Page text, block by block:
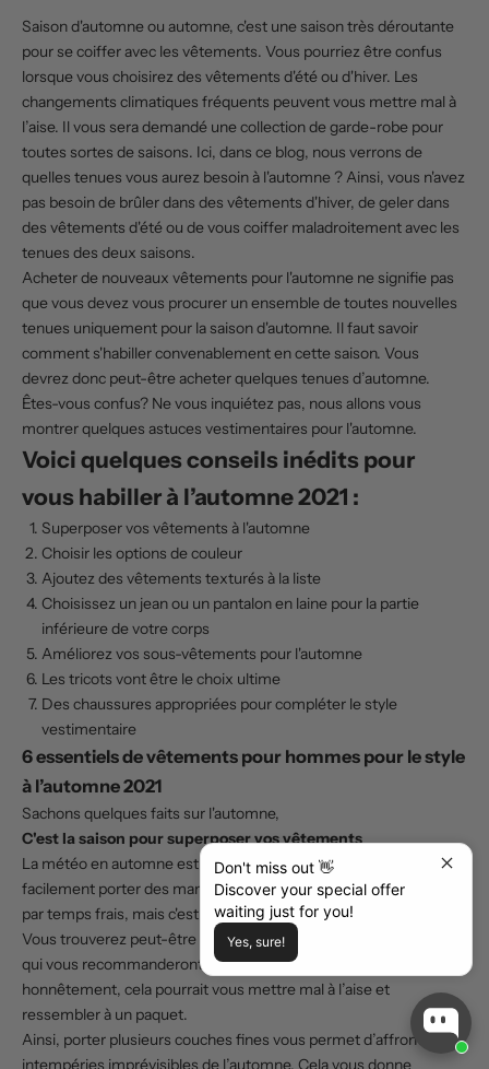
Don't miss out 👋
Discover your special offer
waiting just for you!
Yes, sure!
Saison d'automne ou automne, c'est une saison très déroutante
pour se coiffer avec les vêtements. Vous pourriez être confus
lorsque vous choisirez des vêtements d'été ou d'hiver. Les
changements climatiques fréquents peuvent vous mettre mal à
l’aise. Il vous sera demandé une collection de garde-robe pour
toutes sortes de saisons. Ici, dans ce blog, nous verrons de
quelles tenues vous aurez besoin à l'automne ? Ainsi, vous n'avez
pas besoin de brûler dans des vêtements d'hiver, de geler dans
des vêtements d'été ou de vous coiffer maladroitement avec les
tenues des deux saisons.
Acheter de nouveaux vêtements pour l'automne ne signifie pas
que vous devez vous procurer un ensemble de toutes nouvelles
tenues uniquement pour la saison d'automne. Il faut savoir
comment s'habiller convenablement en cette saison. Vous
devrez donc peut-être acheter quelques tenues d’automne.
Êtes-vous confus? Ne vous inquiétez pas, nous allons vous
montrer quelques astuces vestimentaires pour l'automne.
Voici quelques conseils inédits pour
vous habiller à l’automne 2021 :
Superposer vos vêtements à l'automne
Choisir les options de couleur
Ajoutez des vêtements texturés à la liste
Choisissez un jean ou un pantalon en laine pour la partie
inférieure de votre corps
Améliorez vos sous-vêtements pour l'automne
Les tricots vont être le choix ultime
Des chaussures appropriées pour compléter le style
vestimentaire
6 essentiels de vêtements pour hommes pour le style
à l’automne 2021
Sachons quelques faits sur l'automne,
C'est la saison pour superposer vos vêtements
La météo en automne est tellement imprévisible. On peut
facilement porter des manteaux, des vestes ou des sweat-shirts
par temps frais, mais c'est difficile dans cette météo imprévisible.
Vous trouverez peut-être des astuces de style pour l’automne
qui vous recommanderont de porter des vêtements épais. Mais
honnêtement, cela pourrait vous mettre mal à l’aise et
ressembler à un paquet.
Ainsi, porter plusieurs couches fines vous permet d’affronter les
intempéries imprévisibles de l’automne. Cela vous donne